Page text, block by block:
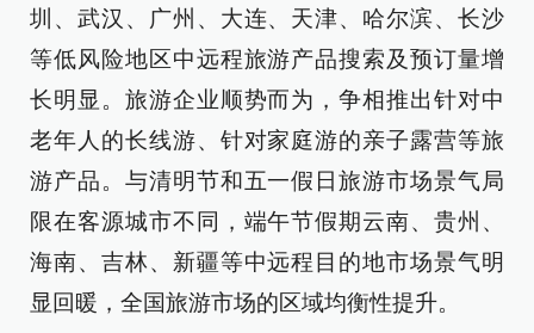
圳、武汉、广州、大连、天津、哈尔滨、长沙
等低风险地区中远程旅游产品搜索及预订量增
长明显。旅游企业顺势而为，争相推出针对中
老年人的长线游、针对家庭游的亲子露营等旅
游产品。与清明节和五一假日旅游市场景气局
限在客源城市不同，端午节假期云南、贵州、
海南、吉林、新疆等中远程目的地市场景气明
显回暖，全国旅游市场的区域均衡性提升。